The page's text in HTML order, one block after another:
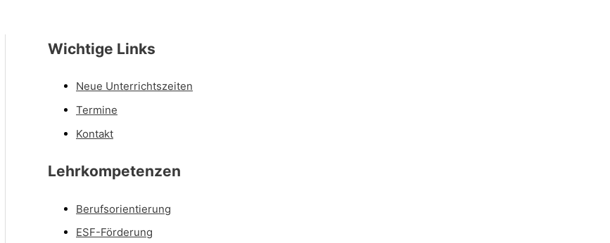
Wichtige Links
Neue Unterrichtszeiten
Termine
Kontakt
Lehrkompetenzen
Berufsorientierung
ESF-Förderung